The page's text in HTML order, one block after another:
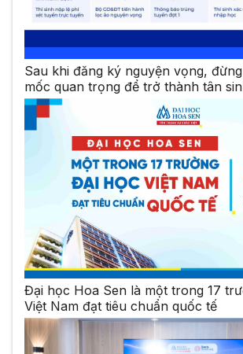
Sau khi đăng ký nguyện vọng,
mốc quan trọng để trở thành tân
Đại học Hoa Sen là một trong 17
Việt Nam đạt tiêu chuẩn quốc tế